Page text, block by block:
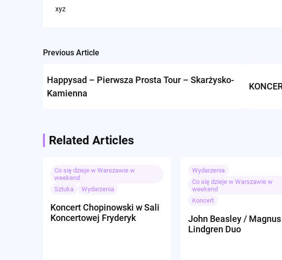
xyz
Post
navigation
Previous Article
Happysad – Pierwsza Prosta Tour – Skarżysko-
Kamienna
Related Articles
Co się dzieje w Warszawie w
weekend
Sztuka
Wydarzenia
Koncert Chopinowski w Sali
Koncertowej Fryderyk
Wydarzenia
Co się dzieje w Warszawie w
weekend
Koncert
John Beasley / Magnus
Lindgren Duo